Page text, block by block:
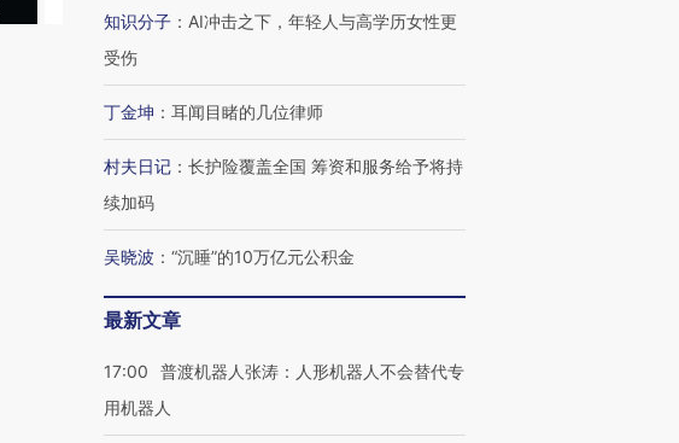
有意思的生活方式·第三对
住三大增长引擎是什么？
知识分子 ： AI冲击之下，年轻人与高学历女性更
受伤
丁金坤 ： 耳闻目睹的几位律师
村夫日记 ： 长护险覆盖全国 筹资和服务给予将持
续加码
吴晓波 ： “沉睡”的10万亿元公积金
最新文章
17:00
普渡机器人张涛：人形机器人不会替代专
用机器人